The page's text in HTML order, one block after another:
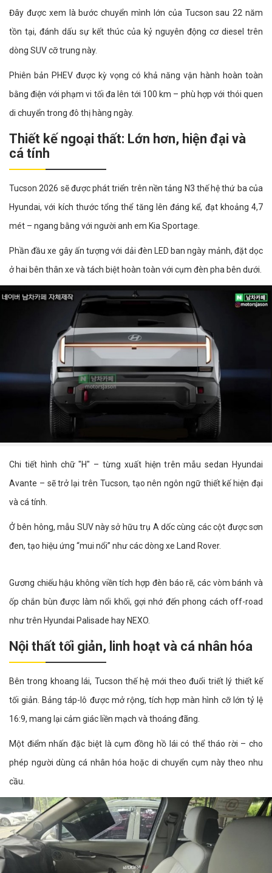
Đây được xem là bước chuyển mình lớn của Tucson sau 22 năm
tồn tại, đánh dấu sự kết thúc của kỷ nguyên động cơ diesel trên
dòng SUV cỡ trung này.
Phiên bản PHEV được kỳ vọng có khả năng vận hành hoàn toàn
bằng điện với phạm vi tối đa lên tới 100 km – phù hợp với thói quen
di chuyển trong đô thị hàng ngày.
Thiết kế ngoại thất: Lớn hơn, hiện đại và
cá tính
Tucson 2026 sẽ được phát triển trên nền tảng N3 thế hệ thứ ba của
Hyundai, với kích thước tổng thể tăng lên đáng kể, đạt khoảng 4,7
mét – ngang bằng với người anh em Kia Sportage.
Phần đầu xe gây ấn tượng với dải đèn LED ban ngày mảnh, đặt dọc
ở hai bên thân xe và tách biệt hoàn toàn với cụm đèn pha bên dưới.
Chi tiết hình chữ "H" – từng xuất hiện trên mẫu sedan Hyundai
Avante – sẽ trở lại trên Tucson, tạo nên ngôn ngữ thiết kế hiện đại
và cá tính.
Ở bên hông, mẫu SUV này sở hữu trụ A dốc cùng các cột được sơn
đen, tạo hiệu ứng “mui nổi” như các dòng xe Land Rover.
Gương chiếu hậu không viền tích hợp đèn báo rẽ, các vòm bánh và
ốp chắn bùn được làm nổi khối, gợi nhớ đến phong cách off-road
như trên Hyundai Palisade hay NEXO.
Nội thất tối giản, linh hoạt và cá nhân hóa
Bên trong khoang lái, Tucson thế hệ mới theo đuổi triết lý thiết kế
tối giản. Bảng táp-lô được mở rộng, tích hợp màn hình cỡ lớn tỷ lệ
16:9, mang lại cảm giác liền mạch và thoáng đãng.
Một điểm nhấn đặc biệt là cụm đồng hồ lái có thể tháo rời – cho
phép người dùng cá nhân hóa hoặc di chuyển cụm này theo nhu
cầu.